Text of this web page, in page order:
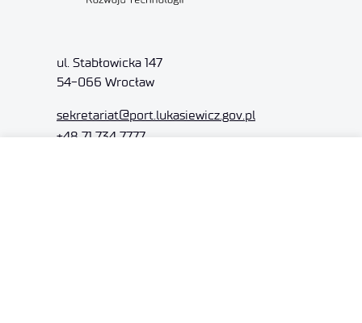
ul. Stabłowicka 147
54-066 Wrocław
sekretariat@port.lukasiewicz.gov.pl
+48 71 734 7777